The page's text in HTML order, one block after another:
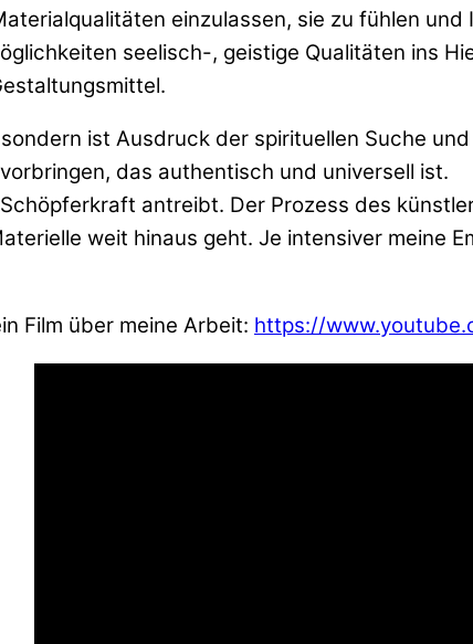
einzulassen, sie zu fühlen
seelisch-, geistige Qualitäten ins
ist Ausdruck der spirituellen Suche
das authentisch und universell ist.
antreibt. Der Prozess des
weit hinaus geht. Je intensiver meine
Film über meine Arbeit: https://